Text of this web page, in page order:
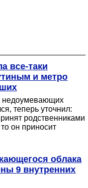
все-таки
и метро
недоумевающих
теперь уточнил:
родственниками
он приносит
облака
9 внутренних